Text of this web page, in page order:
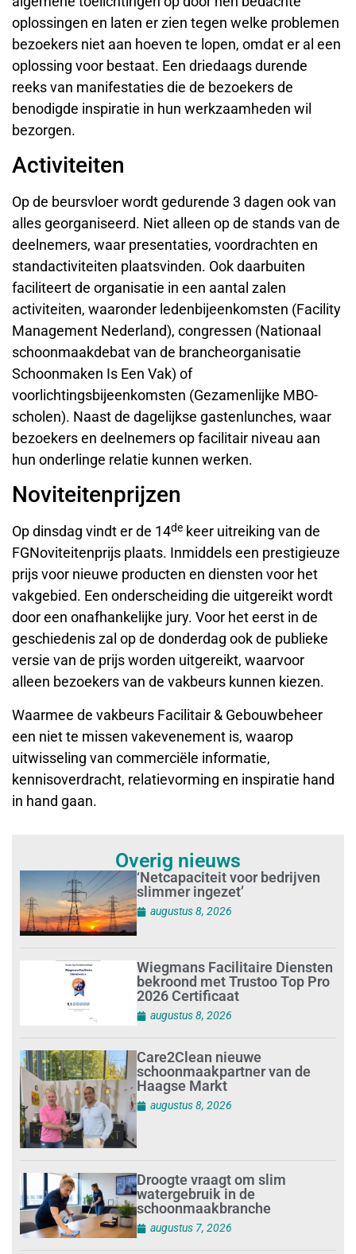
oplossingen en laten er zien tegen welke problemen
bezoekers niet aan hoeven te lopen, omdat er al een
oplossing voor bestaat. Een driedaags durende
reeks van manifestaties die de bezoekers de
benodigde inspiratie in hun werkzaamheden wil
bezorgen.
Activiteiten
Op de beursvloer wordt gedurende 3 dagen ook van
alles georganiseerd. Niet alleen op de stands van de
deelnemers, waar presentaties, voordrachten en
standactiviteiten plaatsvinden. Ook daarbuiten
faciliteert de organisatie in een aantal zalen
activiteiten, waaronder ledenbijeenkomsten (Facility
Management Nederland), congressen (Nationaal
schoonmaakdebat van de brancheorganisatie
Schoonmaken Is Een Vak) of
voorlichtingsbijeenkomsten (Gezamenlijke MBO-
scholen). Naast de dagelijkse gastenlunches, waar
bezoekers en deelnemers op facilitair niveau aan
hun onderlinge relatie kunnen werken.
Noviteitenprijzen
Op dinsdag vindt er de 14de keer uitreiking van de
FGNoviteitenprijs plaats. Inmiddels een prestigieuze
prijs voor nieuwe producten en diensten voor het
vakgebied. Een onderscheiding die uitgereikt wordt
door een onafhankelijke jury. Voor het eerst in de
geschiedenis zal op de donderdag ook de publieke
versie van de prijs worden uitgereikt, waarvoor
alleen bezoekers van de vakbeurs kunnen kiezen.
Waarmee de vakbeurs Facilitair & Gebouwbeheer
een niet te missen vakevenement is, waarop
uitwisseling van commerciële informatie,
kennisoverdracht, relatievorming en inspiratie hand
in hand gaan.
Overig nieuws
‘Netcapaciteit voor bedrijven
slimmer ingezet’
augustus 8, 2026
Wiegmans Facilitaire Diensten
bekroond met Trustoo Top Pro
2026 Certificaat
augustus 8, 2026
Care2Clean nieuwe
schoonmaakpartner van de
Haagse Markt
augustus 8, 2026
Droogte vraagt om slim
watergebruik in de
schoonmaakbranche
augustus 7, 2026